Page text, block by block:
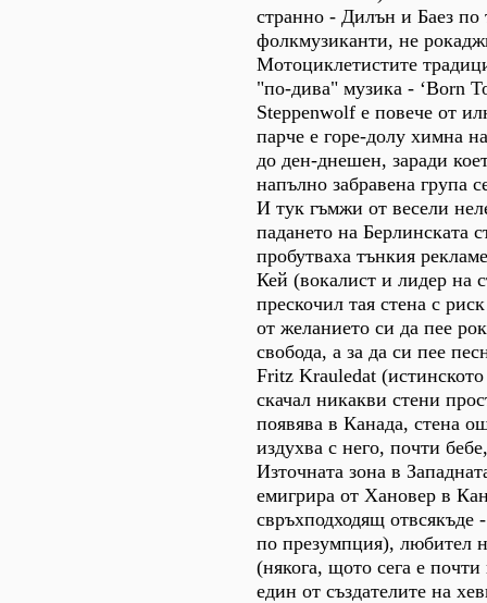
странно - Дилън и Баез по
фолкмузиканти, не
Мотоциклетистите
"по-дива" музика - ‘Born
Steppenwolf е повече от
парче е горе-долу химна
до ден-днешен, заради
напълно забравена група
И тук гъмжи от весели
падането на Берлинската
пробутваха тънкия
Кей (вокалист и лидер на
прескочил тая стена с
от желанието си да пее
свобода, а за да си пее
Fritz Krauledat
скачал никакви стени
появява в Канада, стена
издухва с него, почти
Източната зона в
емигрира от Хановер в
свръхподходящ отвсякъде
по презумпция), любител
(някога, щото сега е
един от създателите на